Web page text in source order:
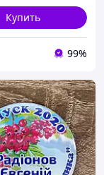
Купить
99%